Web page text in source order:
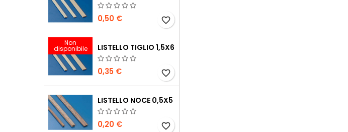
0,50 € favorite_border
Non
disponibile LISTELLO TIGLIO 1,5X6
0,35 € favorite_border
LISTELLO NOCE 0,5X5
0,20 € favorite_border